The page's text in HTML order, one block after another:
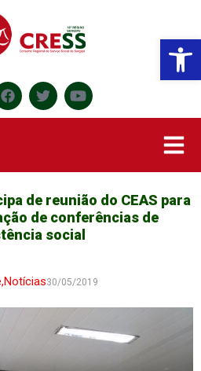
de reunião do CEAS para
de conferências de
social
,Notícias30/05/2019